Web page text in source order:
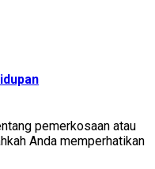
pemerkosaan atau
Anda memperhatikan